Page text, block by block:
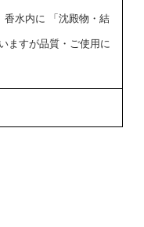
香水内に 「沈殿物・結
ますが品質・ご使用に